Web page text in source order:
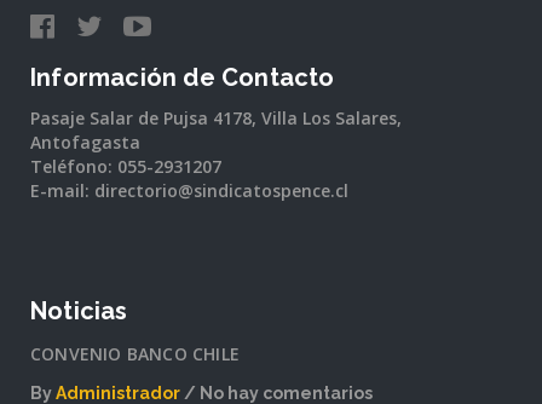
Información de Contacto
Pasaje Salar de Pujsa 4178, Villa Los Salares,
Antofagasta
Teléfono: 055-2931207
E-mail: directorio@sindicatospence.cl
Noticias
CONVENIO BANCO CHILE
ByAdministrador No hay comentarios